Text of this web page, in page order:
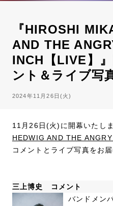
『HIROSHI
AND THE
INCH【LIVE】
ント＆ライブ写
2024年11月26日(火)
11月26日(火)に開幕いたし
HEDWIG AND THE
コメントとライブ写真をお届
三上博史 コメント
バンドメン